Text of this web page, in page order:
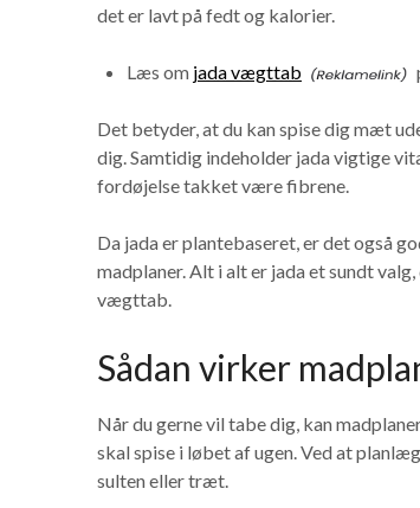
det er lavt på fedt og kalorier.
Læs om jada vægttab
Det betyder, at du kan spise dig mæt
dig. Samtidig indeholder jada vigtige
fordøjelse takket være fibrene.
Da jada er plantebaseret, er det også
madplaner. Alt i alt er jada et sundt
vægttab.
Sådan virker
Når du gerne vil tabe dig, kan
skal spise i løbet af ugen. Ved at
sulten eller træt.